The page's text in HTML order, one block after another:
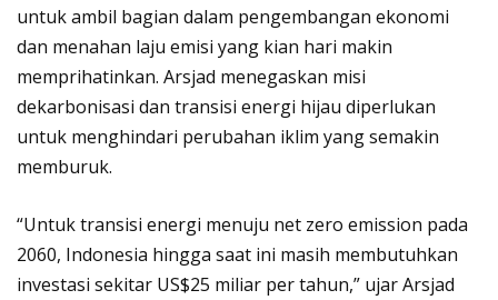
untuk ambil bagian dalam pengembangan ekonomi
dan menahan laju emisi yang kian hari makin
memprihatinkan. Arsjad menegaskan misi
dekarbonisasi dan transisi energi hijau diperlukan
untuk menghindari perubahan iklim yang semakin
memburuk.
“Untuk transisi energi menuju net zero emission pada
2060, Indonesia hingga saat ini masih membutuhkan
investasi sekitar US$25 miliar per tahun,” ujar Arsjad